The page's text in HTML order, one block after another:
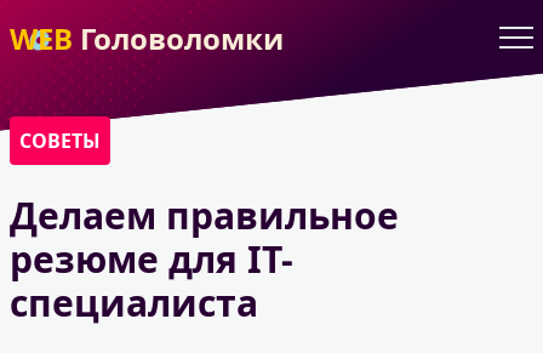
WEBГоловоломки
СОВЕТЫ
Делаем правильное
резюме для IT-
специалиста